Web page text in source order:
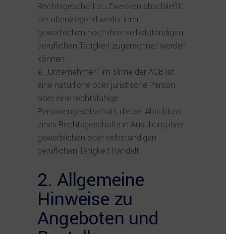
Rechtsgeschäft zu Zwecken abschließt,
der überwiegend weder ihrer
gewerblichen noch ihrer selbstständigen
beruflichen Tätigkeit zugerechnet werden
können.
„Unternehmer“ im Sinne der AGB ist
eine natürliche oder juristische Person
oder eine rechtsfähige
Personengesellschaft, die bei Abschluss
eines Rechtsgeschäfts in Ausübung ihrer
gewerblichen oder selbständigen
beruflichen Tätigkeit handelt.
2. Allgemeine
Hinweise zu
Angeboten und